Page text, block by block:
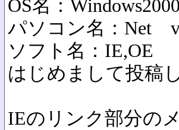
OS名：Windows2000
パソコン名：Net
ソフト名：IE,OE
はじめまして投稿
IEのリンク部分の